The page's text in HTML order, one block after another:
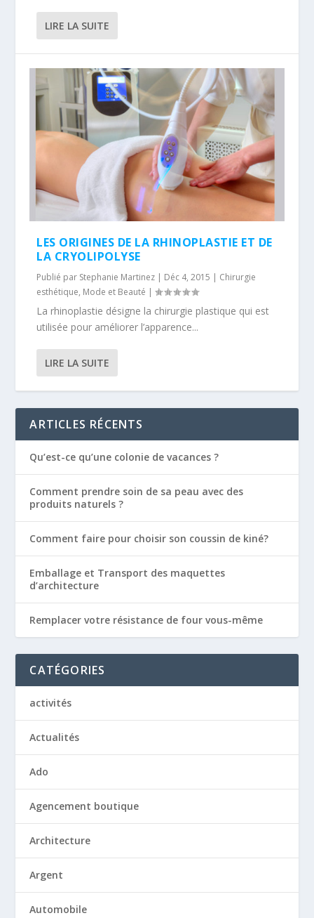
LIRE LA SUITE
LES ORIGINES DE LA RHINOPLASTIE ET DE
LA CRYOLIPOLYSE
Publié par Stephanie Martinez | Déc 4, 2015 | Chirurgie
esthétique, Mode et Beauté |
La rhinoplastie désigne la chirurgie plastique qui est
utilisée pour améliorer l’apparence...
LIRE LA SUITE
ARTICLES RÉCENTS
Qu’est-ce qu’une colonie de vacances ?
Comment prendre soin de sa peau avec des
produits naturels ?
Comment faire pour choisir son coussin de kiné?
Emballage et Transport des maquettes
d’architecture
Remplacer votre résistance de four vous-même
CATÉGORIES
activités
Actualités
Ado
Agencement boutique
Architecture
Argent
Automobile